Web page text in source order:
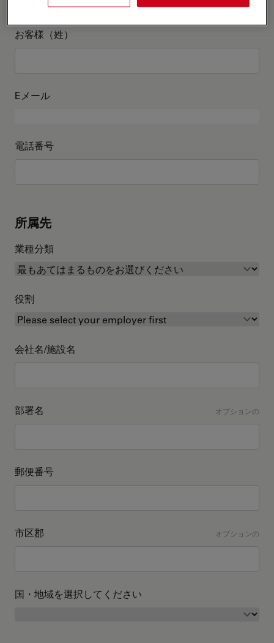
お客様（姓）
Eメール
電話番号
所属先
業種分類
役割
会社名/施設名
部署名 オプションの
郵便番号
市区郡 オプションの
国・地域を選択してください